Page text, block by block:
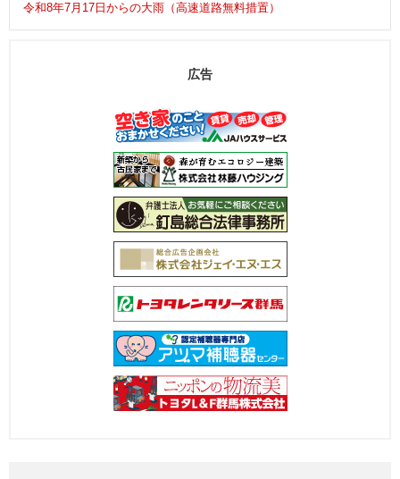
令和8年7月17日からの大雨（高速道路無料措置）
広告